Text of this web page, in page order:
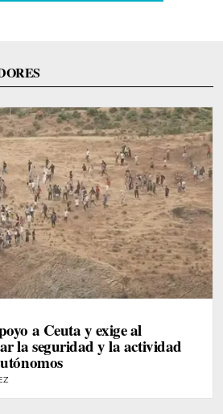
a Ceuta y exige al
la seguridad y la actividad